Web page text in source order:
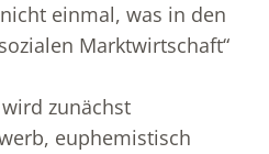
einmal, was in den
Marktwirtschaft“
zunächst
euphemistisch